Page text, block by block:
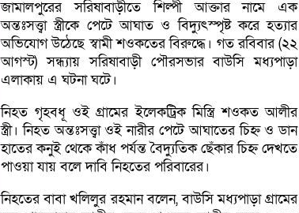
জামালপুরের সরিষাবাড়ীতে শিল্পী আক্তার নামে এক
অন্তঃসত্ত্বা স্ত্রীকে পেটে আঘাত ও বিদ্যুৎস্পৃষ্ট করে হত্যার
অভিযোগ উঠেছে স্বামী শওকতের বিরুদ্ধে। গত রবিবার (২২
আগস্ট) সন্ধ্যায় সরিষাবাড়ী পৌরসভার বাউসি মধ্যপাড়া
এলাকায় এ ঘটনা ঘটে।
নিহত গৃহবধূ ওই গ্রামের ইলেকট্রিক মিস্ত্রি শওকত আলীর
স্ত্রী। নিহত অন্তঃসত্ত্বা ওই নারীর পেটে আঘাতের চিহ্ন ও ডান
হাতের কনুই থেকে কাঁধ পর্যন্ত বৈদ্যুতিক ছেঁকার চিহ্ন দেখতে
পাওয়া যায় বলে দাবি নিহতের পরিবারের।
নিহতের বাবা খলিলুর রহমান বলেন, বাউসি মধ্যপাড়া গ্রামের